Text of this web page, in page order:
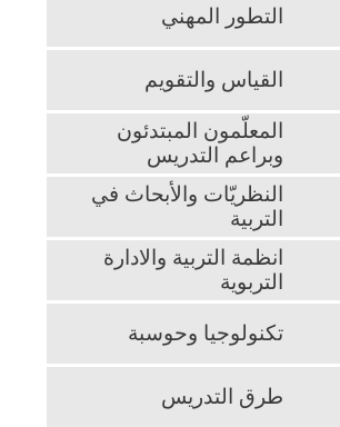
التطور المهني
القياس والتقويم
المعلّمون المبتدئون
وبراعم التدريس
النظريّات والأبحاث في
التربية
انظمة التربية والادارة
التربوية
تكنولوجيا وحوسبة
طرق التدريس